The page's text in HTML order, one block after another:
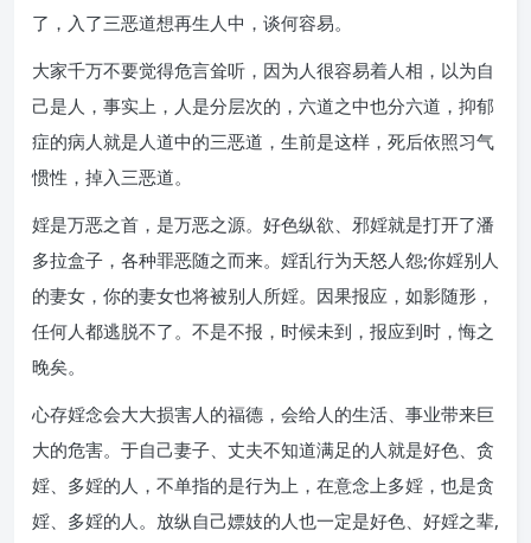
了，入了三恶道想再生人中，谈何容易。
大家千万不要觉得危言耸听，因为人很容易着人相，以为自
己是人，事实上，人是分层次的，六道之中也分六道，抑郁
症的病人就是人道中的三恶道，生前是这样，死后依照习气
惯性，掉入三恶道。
婬是万恶之首，是万恶之源。好色纵欲、邪婬就是打开了潘
多拉盒子，各种罪恶随之而来。婬乱行为天怒人怨;你婬别人
的妻女，你的妻女也将被别人所婬。因果报应，如影随形，
任何人都逃脱不了。不是不报，时候未到，报应到时，悔之
晚矣。
心存婬念会大大损害人的福德，会给人的生活、事业带来巨
大的危害。于自己妻子、丈夫不知道满足的人就是好色、贪
婬、多婬的人，不单指的是行为上，在意念上多婬，也是贪
婬、多婬的人。放纵自己嫖妓的人也一定是好色、好婬之辈,